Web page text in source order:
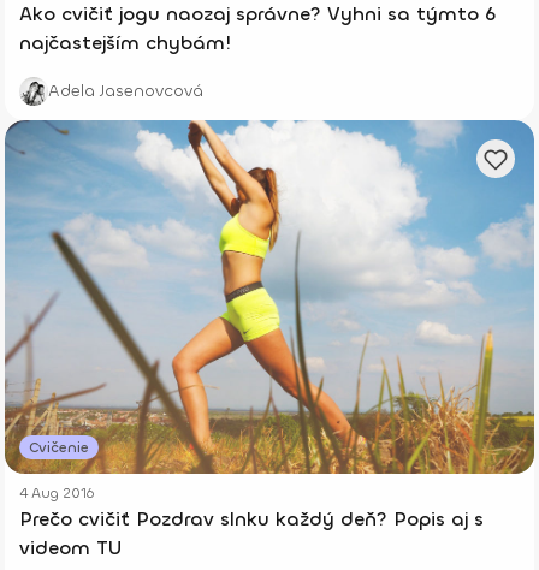
Ako cvičiť jogu naozaj správne? Vyhni sa týmto 6
najčastejším chybám!
Adela Jasenovcová
Cvičenie
4 Aug 2016
Prečo cvičiť Pozdrav slnku každý deň? Popis aj s
videom TU